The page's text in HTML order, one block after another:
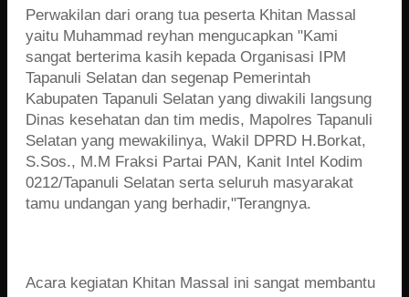
Perwakilan dari orang tua peserta Khitan Massal
yaitu Muhammad reyhan mengucapkan "Kami
sangat berterima kasih kepada Organisasi IPM
Tapanuli Selatan dan segenap Pemerintah
Kabupaten Tapanuli Selatan yang diwakili langsung
Dinas kesehatan dan tim medis, Mapolres Tapanuli
Selatan yang mewakilinya, Wakil DPRD H.Borkat,
S.Sos., M.M Fraksi Partai PAN, Kanit Intel Kodim
0212/Tapanuli Selatan serta seluruh masyarakat
tamu undangan yang berhadir,"Terangnya.
Acara kegiatan Khitan Massal ini sangat membantu